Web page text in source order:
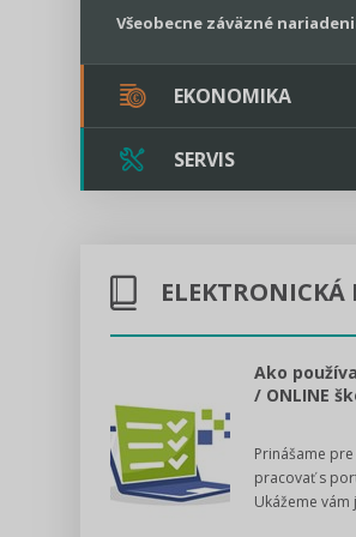
Všeobecne záväzné
EKONOMIKA
Verejné obstarávanie
Majetok
Rozpočet
Sociálne podniky
Štátna pomoc
SERVIS
Kontakt
Tlačová agentúra
VIDEO produkcia
Ako
/ ONLINE
Prinášame
pracovať s
Ukážeme